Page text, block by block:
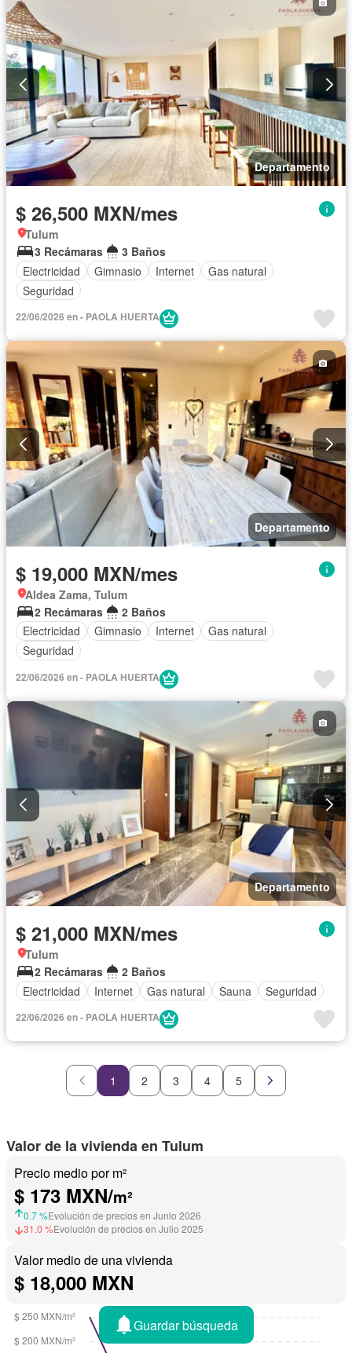
Departamento
$ 26,500 MXN/mes
Tulum
3 Recámaras
3 Baños
Electricidad
Gimnasio Internet
Gas natural
Seguridad
22/06/2026 en - PAOLA HUERTA
Departamento
$ 19,000 MXN/mes
Aldea Zama, Tulum
2 Recámaras
2 Baños
Electricidad
Gimnasio Internet
Gas natural
Seguridad
22/06/2026 en - PAOLA HUERTA
Departamento
$ 21,000 MXN/mes
Tulum
2 Recámaras
2 Baños
Electricidad
Internet Gas natural Sauna Seguridad
22/06/2026 en - PAOLA HUERTA
1 2 3 4 5
Valor de la vivienda en Tulum
Precio medio por m²
$ 173 MXN/m²
0.7 %Evolución de precios en Junio 2026
31.0 %Evolución de precios en Julio 2025
Valor medio de una vivienda
$ 18,000 MXN
Guardar búsqueda